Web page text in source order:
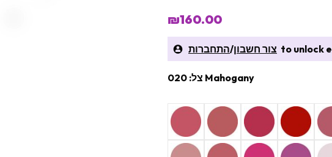
₪160.00
התחברות/צור חשבון to unlock
צל: 020 Mahogany